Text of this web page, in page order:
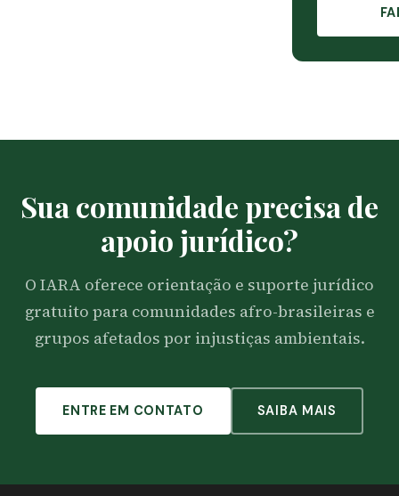
Sua comunidade precisa de
apoio jurídico?
O IARA oferece orientação e suporte jurídico
gratuito para comunidades afro-brasileiras e
grupos afetados por injustiças ambientais.
ENTRE EM CONTATO SAIBA MAIS